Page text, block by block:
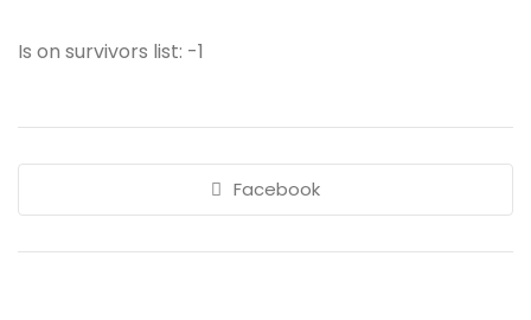
Is on survivors list: -1
Facebook